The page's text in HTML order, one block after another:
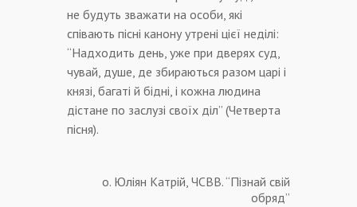
не будуть зважати на особи, які
співають пісні канону утрені цієї неділі:
“Надходить день, уже при дверях суд,
чувай, душе, де збираються разом царі і
князі, багаті й бідні, і кожна людина
дістане по заслузі своїх діл” (Четверта
пісня).
о. Юліян Катрій, ЧСВВ. “Пізнай свій
обряд”